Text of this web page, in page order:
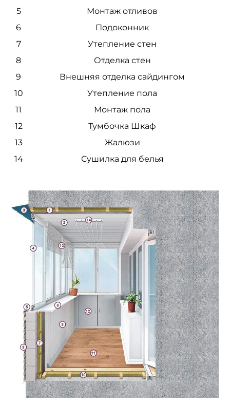
5
Монтаж отливов
6
Подоконник
7
Утепление стен
8
Отделка стен
9
Внешняя отделка сайдингом
10
Утепление пола
11
Монтаж пола
12
Тумбочка Шкаф
13
Жалюзи
14
Сушилка для белья